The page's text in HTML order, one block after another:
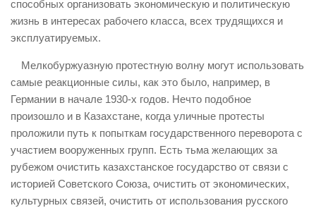
способных организовать экономическую и политическую
жизнь в интересах рабочего класса, всех трудящихся и
эксплуатируемых.
Мелкобуржуазную протестную волну могут использовать
самые реакционные силы, как это было, например, в
Германии в начале 1930-х годов. Нечто подобное
произошло и в Казахстане, когда уличные протесты
проложили путь к попыткам государственного переворота с
участием вооруженных групп. Есть тьма желающих за
рубежом очистить казахстанское государство от связи с
историей Советского Союза, очистить от экономических,
культурных связей, очистить от использования русского